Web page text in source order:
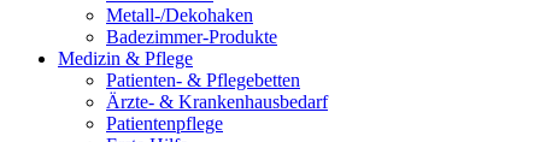
Metall-/Dekohaken
Badezimmer-Produkte
Medizin & Pflege
Patienten- & Pflegebetten
Ärzte- & Krankenhausbedarf
Patientenpflege